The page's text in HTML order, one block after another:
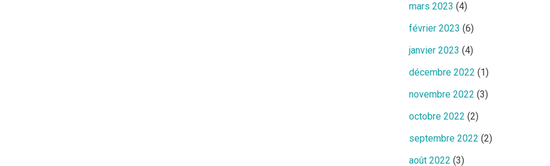
mars 2023 (4)
février 2023 (6)
janvier 2023 (4)
décembre 2022 (1)
novembre 2022 (3)
octobre 2022 (2)
septembre 2022 (2)
août 2022 (3)